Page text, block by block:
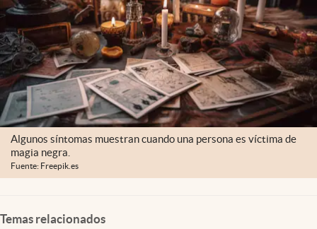
abre en nueva pestaña
México
Algunos síntomas muestran cuando una persona es víctima de
magia negra.
Fuente: Freepik.es
Temas relacionados